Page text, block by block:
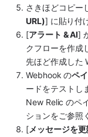
さきほどコピー
URL)] に貼り付
[アラート & AI]
クフローを作成
先ほど作成した
Webhook のペ
ードをテストし
New Relic のペ
ションをご参照
[メッセージを更